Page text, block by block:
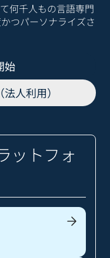
何千人もの言語専門
つパーソナライズさ
始
人利用）
ットフォ